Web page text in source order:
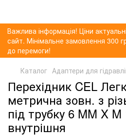
Важлива інформація! Ціни
сайт. Мінімальне замовлення 300
до перемоги!
Каталог Адаптери для
Перехідник CEL
метрична зовн. з
під трубку 6 MM X
внутрішня